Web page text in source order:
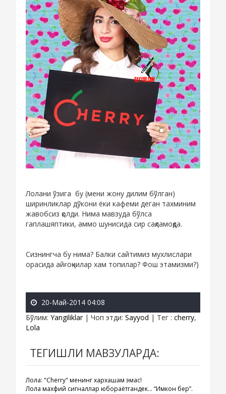
Лолани ўзига бу (мени жону дилим бўлган)
ширинликлар дўкони ёки кафеми деган тахминим
жавобсиз қолди. Нима мавзуда бўлса
гаплашяптики, аммо шунисида сир сақламоқда.
Сизнингча бу нима? Балки сайтимиз мухлислари
орасида айғоқчилар хам топилар? Фош этамизми?)
20-Май-2014 04:08
Бўлим: Yangiliklar| Чоп этди: Sayyod | Тег : cherry,
Lola
ТЕГИШЛИ МАВЗУЛАРДА:
Лола: "Cherry" менинг хархашам эмас!
Лола махфий сигналлар юбораётгандек… “Имкон бер”.